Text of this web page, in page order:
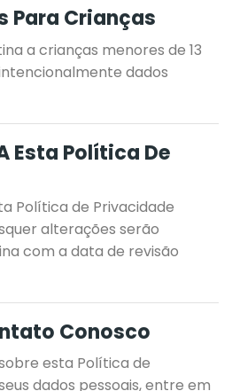
Para Crianças
a crianças menores de 13
dados
Esta Política De
Política de Privacidade
alterações serão
com a data de revisão
Conosco
esta Política de
dados pessoais, entre em